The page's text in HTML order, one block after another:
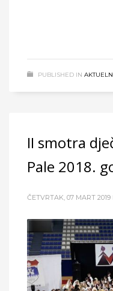
PUBLISHED IN
II smotra
Pale 2018.
ČETVRTAK, 07 MART 2019